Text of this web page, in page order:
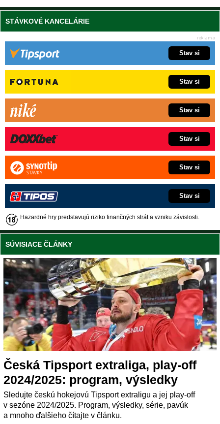
STÁVKOVÉ KANCELÁRIE
Stav si
Stav si
Stav si
Stav si
Stav si
Stav si
Hazardné hry predstavujú riziko finančných strát a vzniku závislosti.
SÚVISIACE ČLÁNKY
Česká Tipsport extraliga, play-off
2024/2025: program, výsledky
Sledujte českú hokejovú Tipsport extraligu a jej play-off
v sezóne 2024/2025. Program, výsledky, série, pavúk
a mnoho ďalšieho čítajte v článku.